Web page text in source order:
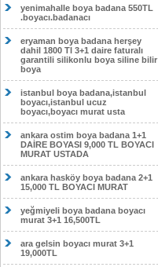
yenimahalle boya badana 550TL
.boyacı.badanacı
eryaman boya badana herşey
dahil 1800 Tl 3+1 daire faturalı
garantili silikonlu boya siline bilir
boya
istanbul boya badana,istanbul
boyacı,istanbul ucuz
boyacı,boyacı murat usta
ankara ostim boya badana 1+1
DAİRE BOYASI 9,000 TL BOYACI
MURAT USTADA
ankara hasköy boya badana 2+1
15,000 TL BOYACI MURAT
yeğmiyeli boya badana boyacı
murat 3+1 16,500TL
ara gelsin boyacı murat 3+1
19,000TL